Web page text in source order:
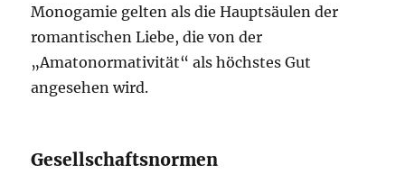
Monogamie gelten als die Hauptsäulen der
romantischen Liebe, die von der
„Amatonormativität“ als höchstes Gut
angesehen wird.
Gesellschaftsnormen